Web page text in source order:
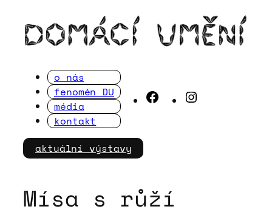
obsah
o nás
fenomén DU
média
kontakt
Facebook
aktuální výstavy
Mísa s růží